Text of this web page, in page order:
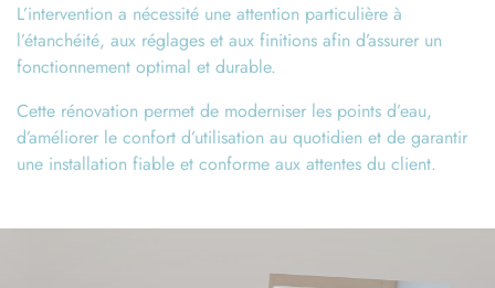
L’intervention a nécessité une attention particulière à
l’étanchéité, aux réglages et aux finitions afin d’assurer un
fonctionnement optimal et durable.
Cette rénovation permet de moderniser les points d’eau,
d’améliorer le confort d’utilisation au quotidien et de garantir
une installation fiable et conforme aux attentes du client.